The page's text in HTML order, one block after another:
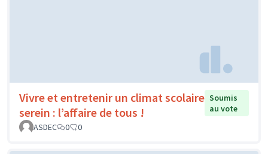
Vivre et entretenir un climat scolaire
serein : l’affaire de tous !
Soumis
au vote
ASDEC
0 0